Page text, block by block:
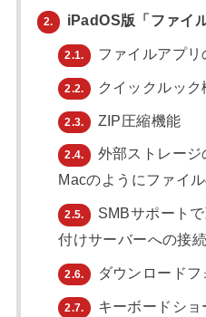
2. iPadOS版「ファイ
2.1. ファイルアプ
2.2. クイックルック
2.3. ZIP圧縮機能
2.4.
外部ストレー
Macのようにファイ
2.5.
SMBサポート
付けサーバーへの接
2.6. ダウンロード
2.7.
キーボードショ